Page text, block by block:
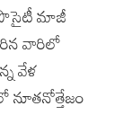
సొసైటీ మాజీ
వారిలో
వేళ
నూతనోత్తేజం